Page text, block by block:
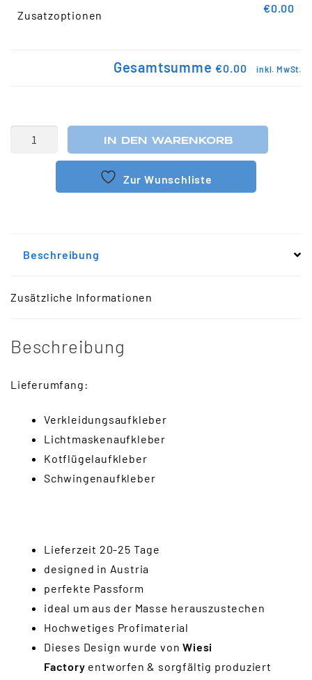
Zusatzoptionen
€0.00
Gesamtsumme €0.00 inkl. MwSt.
IN DEN WARENKORB
Zur Wunschliste
Beschreibung
Zusätzliche Informationen
Beschreibung
Lieferumfang:
Verkleidungsaufkleber
Lichtmaskenaufkleber
Kotflügelaufkleber
Schwingenaufkleber
Lieferzeit 20-25 Tage
designed in Austria
perfekte Passform
ideal um aus der Masse herauszustechen
Hochwetiges Profimaterial
Dieses Design wurde vonWiesi
Factory entworfen & sorgfältig produziert